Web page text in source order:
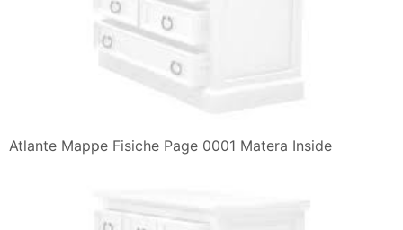
Atlante Mappe Fisiche Page 0001 Matera Inside